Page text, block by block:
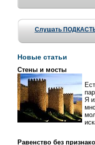
Слушать
Новые статьи
Стены и мосты
Я
Равенство без